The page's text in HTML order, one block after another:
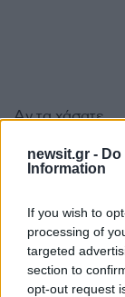
newsit.gr -
Information
If you wish to
processing of
targeted
section to
opt-out request
Αν τα χάσατε